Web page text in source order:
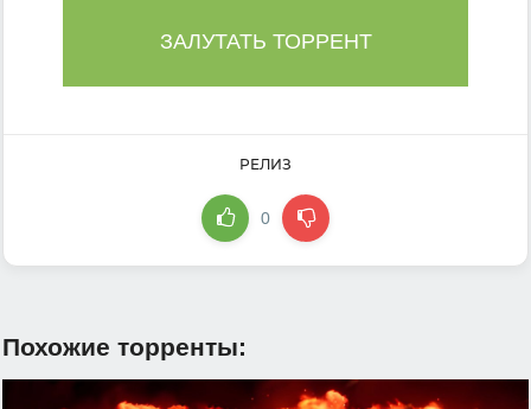
ЗАЛУТАТЬ ТОРРЕНТ
РЕЛИЗ
0
Похожие торренты: